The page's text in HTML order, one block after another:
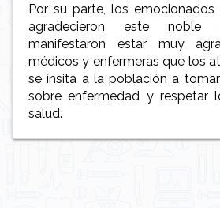
Por su parte, los
agradecieron este noble
manifestaron estar muy
médicos y enfermeras que los
se ínsita a la población a
sobre enfermedad y respetar
salud.